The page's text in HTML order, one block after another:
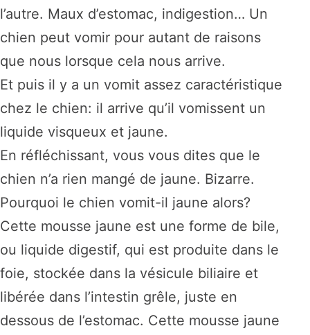
l’autre. Maux d’estomac, indigestion… Un
chien peut vomir pour autant de raisons
que nous lorsque cela nous arrive.
Et puis il y a un vomit assez caractéristique
chez le chien: il arrive qu’il vomissent un
liquide visqueux et jaune.
En réfléchissant, vous vous dites que le
chien n’a rien mangé de jaune. Bizarre.
Pourquoi le chien vomit-il jaune alors?
Cette mousse jaune est une forme de bile,
ou liquide digestif, qui est produite dans le
foie, stockée dans la vésicule biliaire et
libérée dans l’intestin grêle, juste en
dessous de l’estomac. Cette mousse jaune